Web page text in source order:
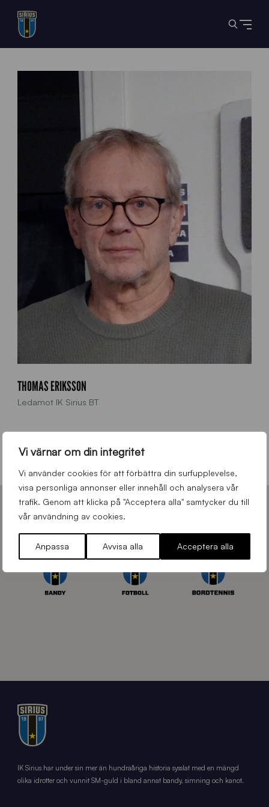
Vi värnar om din integritet
Vi använder cookies för att förbättra din surfupplevelse,
visa personliga annonser eller innehåll och analysera vår
trafik. Genom att klicka på "Acceptera alla" samtycker du till
vår användning av cookies.
Anpassa Avvisa alla Acceptera alla
THOMAS ERIKSSON
Ledamot IK Sirius BT
076-141 43 17
thomaseriksson.it@gmail.com
KLUBBEN SIRIUS
IK Sirius har under sin mer än hundraåriga historia sysslat med en mängd
olika idrotter och vunnit SM-guld i bland annat bandy, simning och kanot.